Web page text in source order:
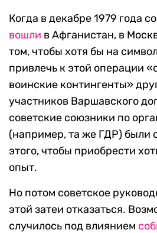
Когда в декабре 1979 года
вошли в Афганистан, в
том, чтобы хотя бы на
привлечь к этой операции
воинские контингенты»
участников Варшавского
советские союзники по
(например, та же ГДР) были
этого, чтобы приобрести
опыт.
Но потом советское
этой затеи отказаться.
случилось под влиянием